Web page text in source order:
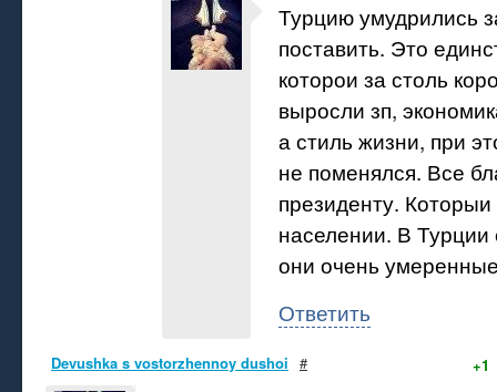
Турцию умудрились
поставить. Это
которои за столь
выросли зп,
а стиль жизни, при
не поменялся. Все
президенту. Которыи
населении. В Турции
они очень
Ответить
Devushka s vostorzhennoy dushoi # +1